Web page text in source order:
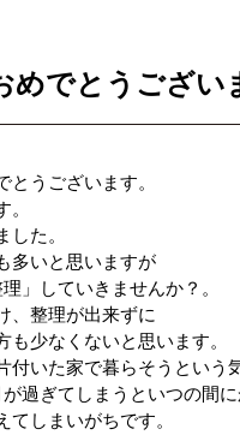
でとうござい
うございます。
た。
多いと思いますが
」していきませんか？。
、整理が出来ずに
少なくないと思います。
付いた家で暮らそうという
過ぎてしまうといつの間
しまいがちです。